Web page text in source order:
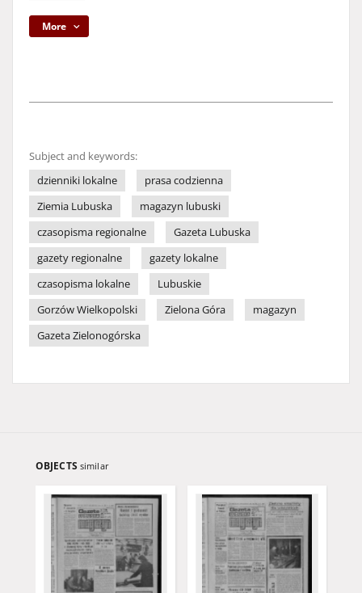
More
Subject and keywords:
dzienniki lokalne
prasa codzienna
Ziemia Lubuska
magazyn lubuski
czasopisma regionalne
Gazeta Lubuska
gazety regionalne
gazety lokalne
czasopisma lokalne
Lubuskie
Gorzów Wielkopolski
Zielona Góra
magazyn
Gazeta Zielonogórska
OBJECTS similar